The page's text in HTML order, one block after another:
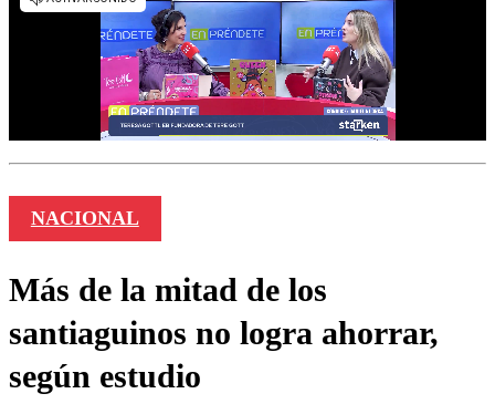
NACIONAL
Más de la mitad de los
santiaguinos no logra ahorrar,
según estudio